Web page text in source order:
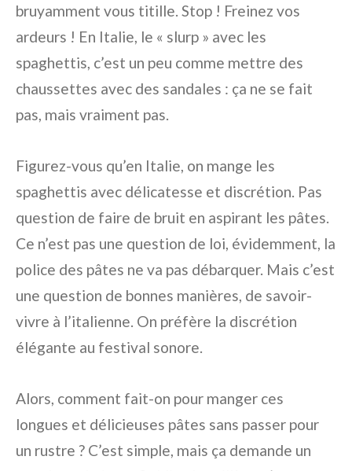
bruyamment vous titille. Stop ! Freinez vos
ardeurs ! En Italie, le « slurp » avec les
spaghettis, c’est un peu comme mettre des
chaussettes avec des sandales : ça ne se fait
pas, mais vraiment pas.
Figurez-vous qu’en Italie, on mange les
spaghettis avec délicatesse et discrétion. Pas
question de faire de bruit en aspirant les pâtes.
Ce n’est pas une question de loi, évidemment, la
police des pâtes ne va pas débarquer. Mais c’est
une question de bonnes manières, de savoir-
vivre à l’italienne. On préfère la discrétion
élégante au festival sonore.
Alors, comment fait-on pour manger ces
longues et délicieuses pâtes sans passer pour
un rustre ? C’est simple, mais ça demande un